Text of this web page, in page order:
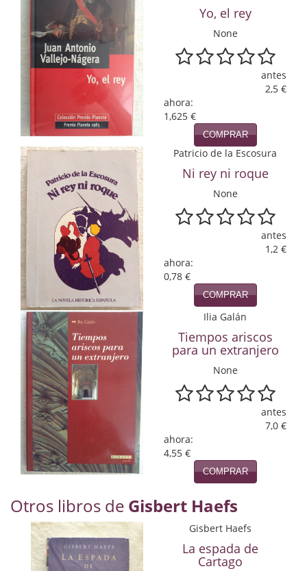
Física y Química
Física y química
Guerra Civil Española
historia
Infantil y juvenil
Infantil y juvenil. Nuevo!!
Infantil y juvenil. Nuevo!!!
Informática
Literatura fantástica
Literatura hispanoamericana
Local
Mafia y espionaje
Matemáticas
Medicina
Música
Novela Extranjera
Novela fantástica
Novela histórica
Yo, el rey
None
antes
2,5 €
ahora:
1,625 €
COMPRAR
Patricio de la Escosura
Ni rey ni roque
None
antes
1,2 €
ahora:
0,78 €
COMPRAR
Ilia Galán
Tiempos ariscos
para un extranjero
None
antes
7,0 €
ahora:
4,55 €
COMPRAR
Otros libros de Gisbert Haefs
Gisbert Haefs
La espada de
Cartago